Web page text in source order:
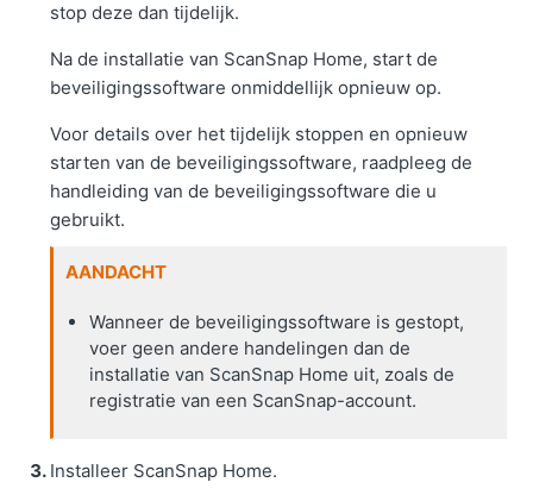
stop deze dan tijdelijk.
Na de installatie van ScanSnap Home, start de
beveiligingssoftware onmiddellijk opnieuw op.
Voor details over het tijdelijk stoppen en opnieuw
starten van de beveiligingssoftware, raadpleeg de
handleiding van de beveiligingssoftware die u
gebruikt.
AANDACHT
Wanneer de beveiligingssoftware is gestopt,
voer geen andere handelingen dan de
installatie van ScanSnap Home uit, zoals de
registratie van een ScanSnap-account.
Installeer ScanSnap Home.